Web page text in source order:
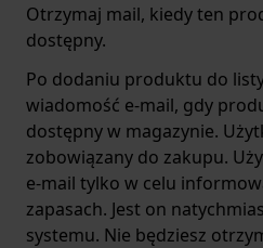
Otrzymaj mail, kiedy ten
dostępny.
Po dodaniu produktu do
wiadomość e-mail, gdy
dostępny w magazynie.
zobowiązany do zakupu.
e-mail tylko w celu
zapasach. Jest on
systemu. Nie będziesz